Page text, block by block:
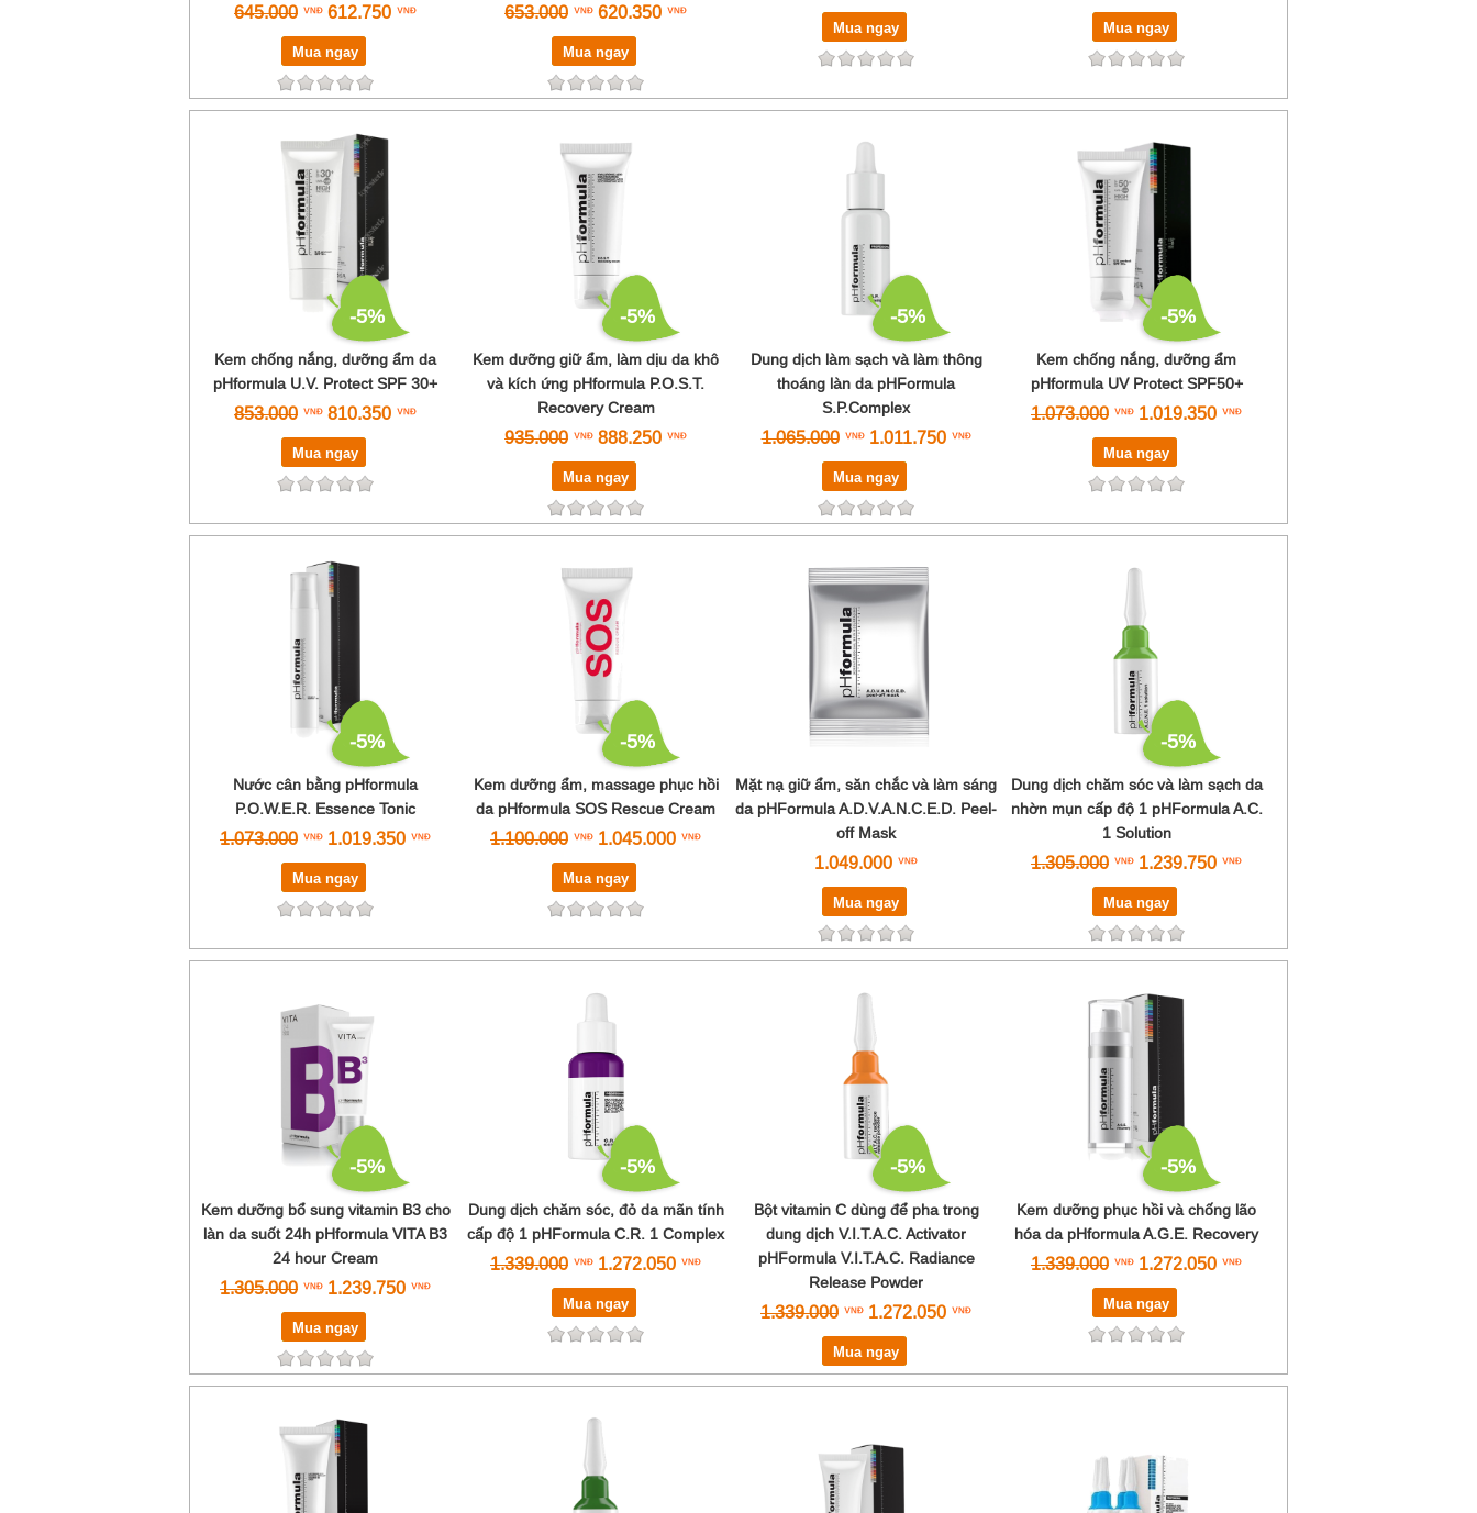
645.000 612.750
Mua ngay
653.000 620.350
Mua ngay
Mua ngay Mua ngay
-5%
Kem chống nắng, dưỡng ẩm da
pHformula U.V. Protect SPF 30+
853.000 810.350
Mua ngay
-5%
Kem dưỡng giữ ẩm, làm dịu da khô
và kích ứng pHformula P.O.S.T.
Recovery Cream
935.000 888.250
Mua ngay
-5%
Dung dịch làm sạch và làm thông
thoáng làn da pHFormula
S.P.Complex
1.065.000 1.011.750
Mua ngay
-5%
Kem chống nắng, dưỡng ẩm
pHformula UV Protect SPF50+
1.073.000 1.019.350
Mua ngay
-5%
Nước cân bằng pHformula
P.O.W.E.R. Essence Tonic
1.073.000 1.019.350
Mua ngay
-5%
Kem dưỡng ẩm, massage phục hồi
da pHformula SOS Rescue Cream
1.100.000 1.045.000
Mua ngay
Mặt nạ giữ ẩm, săn chắc và làm sáng
da pHFormula A.D.V.A.N.C.E.D. Peel-
off Mask
1.049.000
Mua ngay
-5%
Dung dịch chăm sóc và làm sạch da
nhờn mụn cấp độ 1 pHFormula A.C.
1 Solution
1.305.000 1.239.750
Mua ngay
-5%
Kem dưỡng bổ sung vitamin B3 cho
làn da suốt 24h pHformula VITA B3
24 hour Cream
1.305.000 1.239.750
Mua ngay
-5%
Dung dịch chăm sóc, đỏ da mãn tính
cấp độ 1 pHFormula C.R. 1 Complex
1.339.000 1.272.050
Mua ngay
-5%
Bột vitamin C dùng để pha trong
dung dịch V.I.T.A.C. Activator
pHFormula V.I.T.A.C. Radiance
Release Powder
1.339.000 1.272.050
Mua ngay
-5%
Kem dưỡng phục hồi và chống lão
hóa da pHformula A.G.E. Recovery
1.339.000 1.272.050
Mua ngay